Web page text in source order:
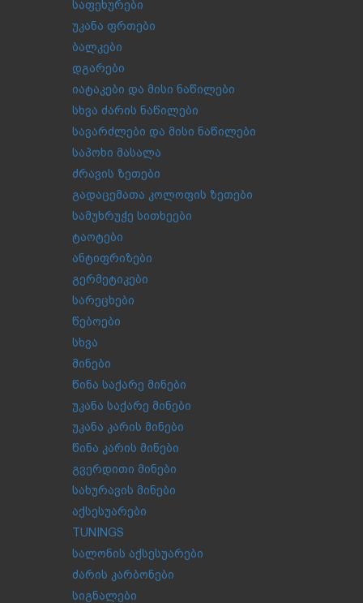
საფეხურები
უკანა ფრთები
ბალკები
დგარები
იატაკები და მისი ნაწილები
სხვა ძარის ნაწილები
სავარძლები და მისი ნაწილები
საპოხი მასალა
ძრავის ზეთები
გადაცემათა კოლოფის ზეთები
სამუხრუჭე სითხეები
ტაოტები
ანტიფრიზები
გერმეტიკები
სარეცხები
წებოები
სხვა
მინები
წინა საქარე მინები
უკანა საქარე მინები
უკანა კარის მინები
წინა კარის მინები
გვერდითი მინები
სახურავის მინები
აქსესუარები
TUNINGS
სალონის აქსესუარები
ძარის კარბონები
სიგნალები